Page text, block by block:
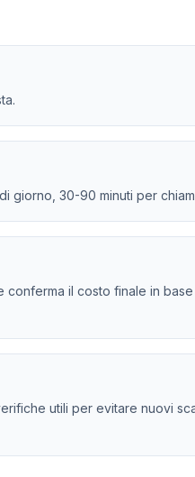
giorno, 30-90 minuti per
il costo finale in
utili per evitare nuovi